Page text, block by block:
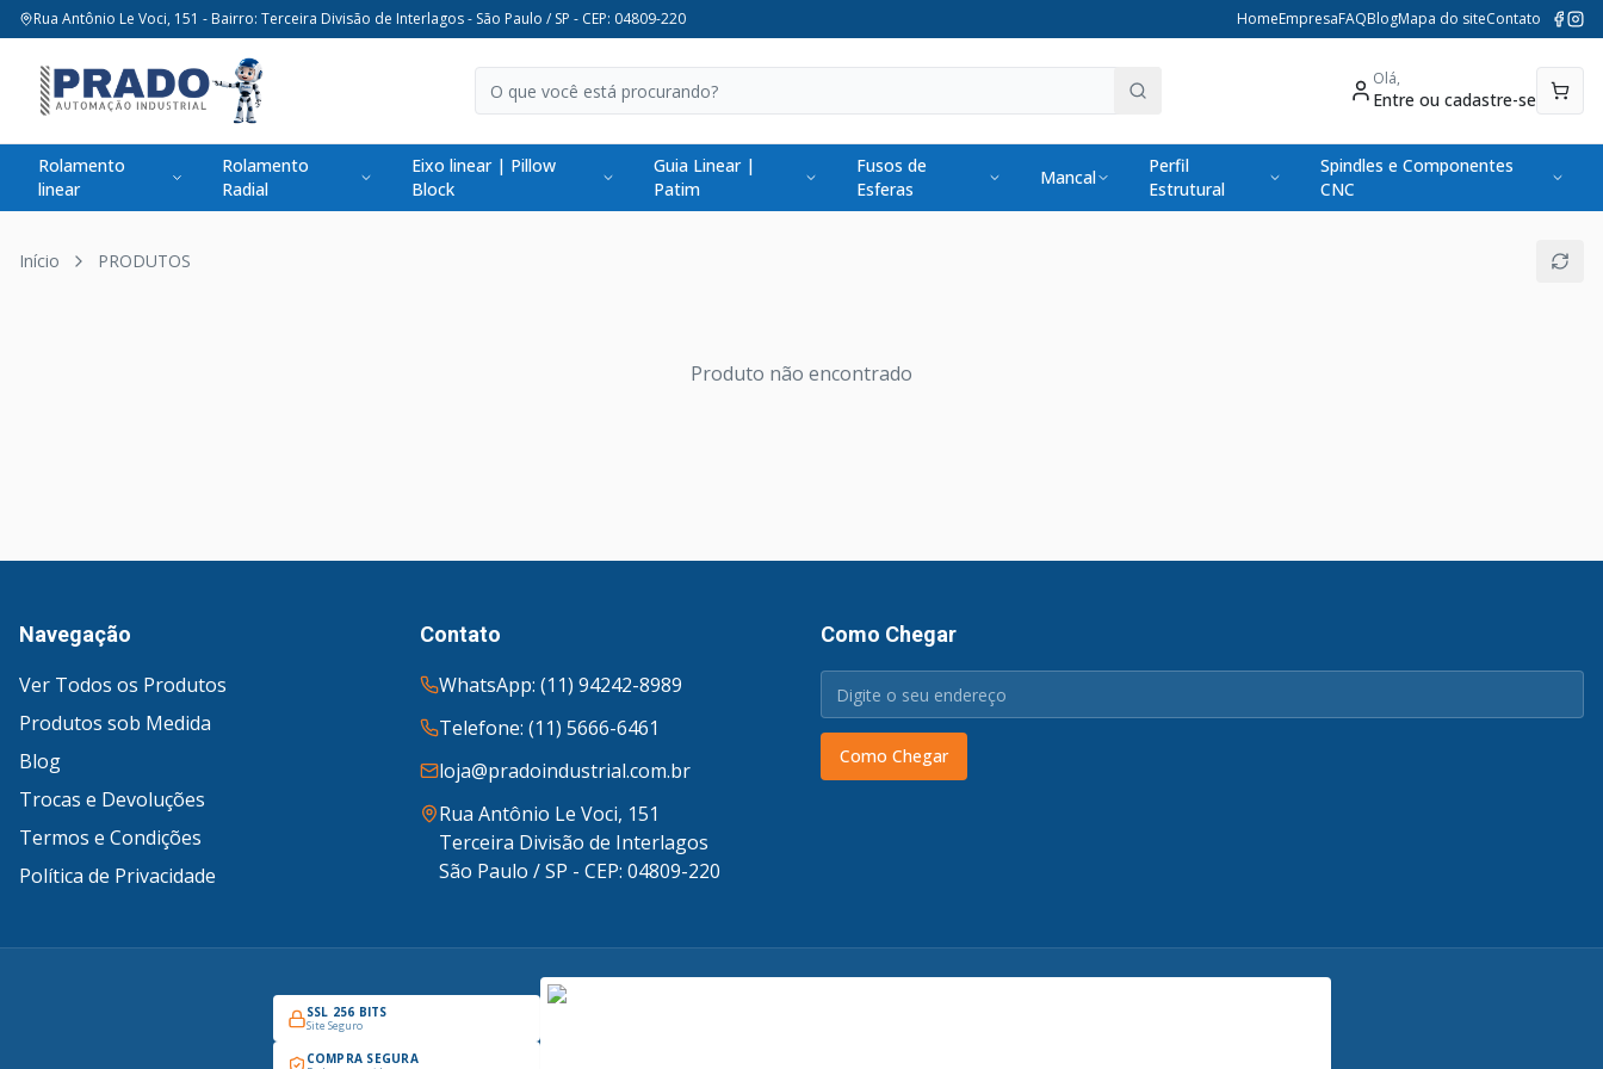
Rua Antônio Le Voci, 151 - Bairro: Terceira Divisão de Interlagos - São Paulo / SP - CEP: 04809-220 HomeEmpresaFAQBlogMapa do siteContato
Olá,
Entre ou cadastre-se
Rolamento
linear
Rolamento
Radial
Eixo linear | Pillow
Block
Guia Linear |
Patim
Fusos de
Esferas
Mancal
Perfil
Estrutural
Spindles e Componentes
CNC
Início PRODUTOS
Produto não encontrado
Navegação
Ver Todos os Produtos
Produtos sob Medida
Blog
Trocas e Devoluções
Termos e Condições
Política de Privacidade
Contato
WhatsApp: (11) 94242-8989
Telefone: (11) 5666-6461
loja@pradoindustrial.com.br
Rua Antônio Le Voci, 151
Terceira Divisão de Interlagos
São Paulo / SP - CEP: 04809-220
Como Chegar
Como Chegar
SSL 256 BITS
Site Seguro
COMPRA SEGURA